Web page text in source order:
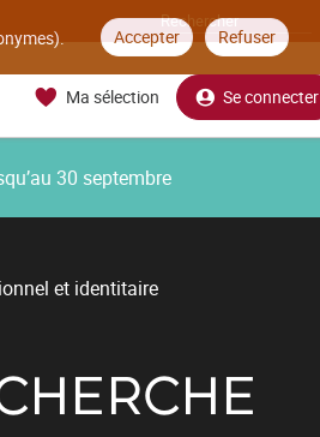
Accepter Refuser
Ma sélection Se connecter
30 septembre
et identitaire